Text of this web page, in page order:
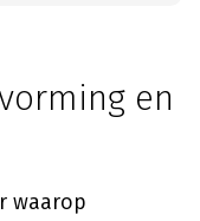
en
waarop